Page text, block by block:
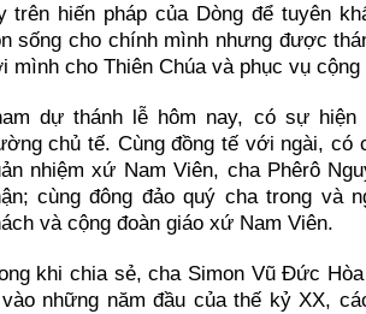
trên hiến pháp của Dòng để tuyên
sống cho chính mình nhưng được
mình cho Thiên Chúa và phục vụ cộng
dự thánh lễ hôm nay, có sự
chủ tế. Cùng đồng tế với ngài, có
nhiệm xứ Nam Viên, cha Phêrô
cùng đông đảo quý cha trong và
và cộng đoàn giáo xứ Nam Viên.
khi chia sẻ, cha Simon Vũ Đức
những năm đầu của thế kỷ XX,